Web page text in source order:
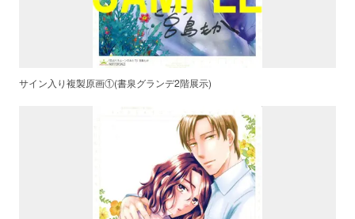
サイン入り複製原画①(書泉グランデ2階展示)